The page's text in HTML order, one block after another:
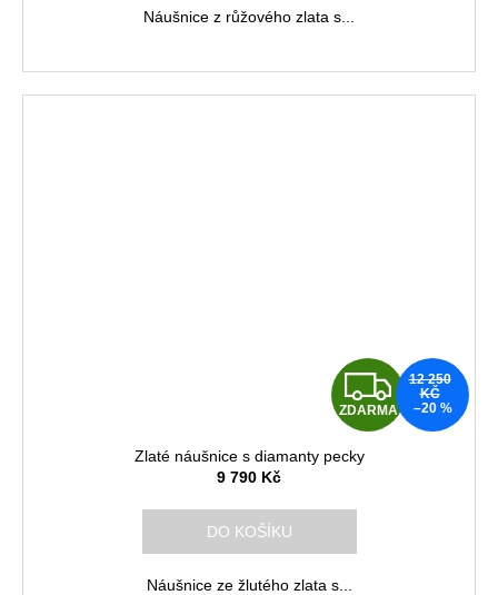
Náušnice z růžového zlata s...
Z
D
ZDARMA
12 250
KČ
–20 %
Zlaté náušnice s diamanty pecky
9 790 Kč
DO KOŠÍKU
Náušnice ze žlutého zlata s...